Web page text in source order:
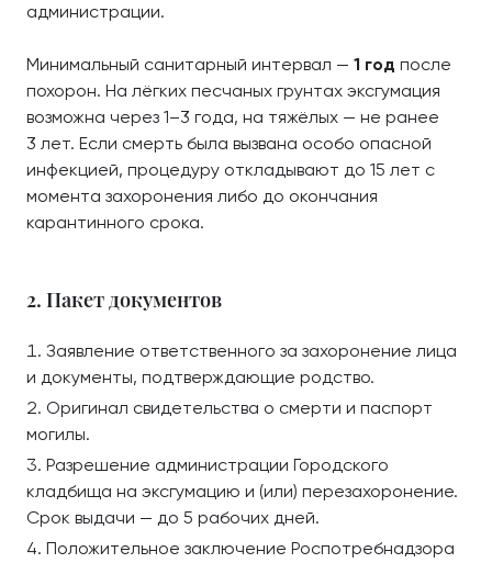
администрации.
Минимальный санитарный интервал — 1 год после
похорон. На лёгких песчаных грунтах эксгумация
возможна через 1–3 года, на тяжёлых — не ранее
3 лет. Если смерть была вызвана особо опасной
инфекцией, процедуру откладывают до 15 лет с
момента захоронения либо до окончания
карантинного срока.
2. Пакет документов
Заявление ответственного за захоронение лица
и документы, подтверждающие родство.
Оригинал свидетельства о смерти и паспорт
могилы.
Разрешение администрации Городского
кладбища на эксгумацию и (или) перезахоронение.
Срок выдачи — до 5 рабочих дней.
Положительное заключение Роспотребнадзора